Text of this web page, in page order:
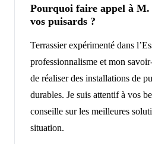
Pourquoi faire appel à
vos puisards ?
Terrassier expérimenté dans
professionnalisme et mon
de réaliser des installations de
durables. Je suis attentif à vos
conseille sur les meilleures
situation.